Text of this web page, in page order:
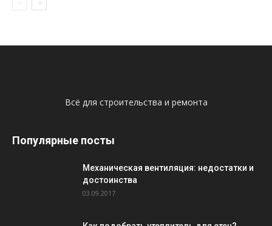
Всё для строительства и ремонта
Популярные посты
Механическая вентиляция: недостатки и
достоинства
03.09.2017